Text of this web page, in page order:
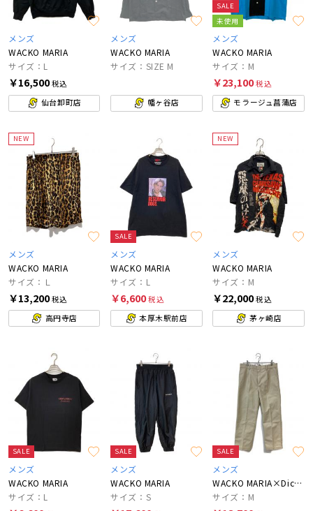
メンズ
WACKO MARIA
サイズ：L
￥16,500税込
仙台卸町店
メンズ
WACKO MARIA
サイズ：SIZE M
幡ヶ谷店
SALE
未使用
メンズ
WACKO MARIA
サイズ：M
￥23,100税込
モラージュ菖蒲店
NEW
メンズ
WACKO MARIA
サイズ：Ｌ
￥13,200税込
高円寺店
SALE
メンズ
WACKO MARIA
サイズ：L
￥6,600税込
本厚木駅前店
NEW
メンズ
WACKO MARIA
サイズ：M
￥22,000税込
茅ヶ崎店
SALE
メンズ
WACKO MARIA
サイズ：L
SALE
メンズ
WACKO MARIA
サイズ：S
SALE
メンズ
WACKO MARIA×Dickies
サイズ：M